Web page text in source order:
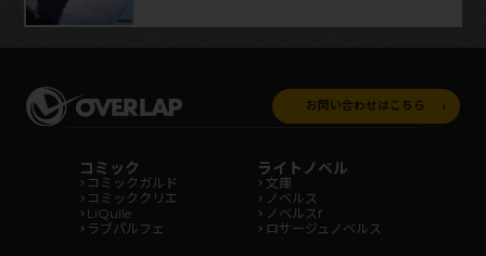
お問い合わせはこちら
コミック
コミックガルド
コミッククリエ
LiQulle
ラブパルフェ
ライトノベル
文庫
ノベルス
ノベルスf
ロサージュノベルス